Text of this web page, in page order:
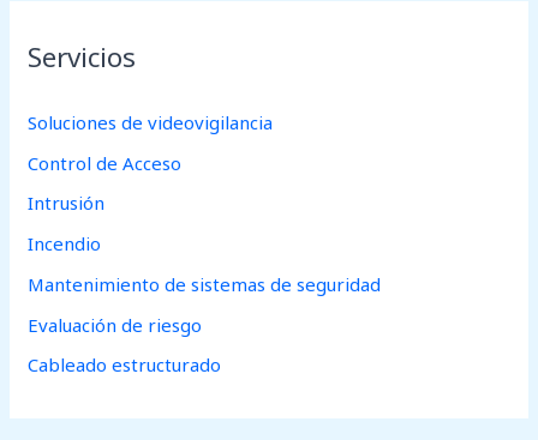
a
p
o
r
:
Servicios
Soluciones de videovigilancia
Control de Acceso
Intrusión
Incendio
Mantenimiento de sistemas de seguridad
Evaluación de riesgo
Cableado estructurado